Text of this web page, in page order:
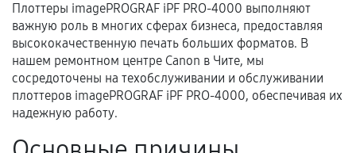
Несоответствие комплектующей заявленным
техническим характеристикам.
Документы для подтверждения
гарантии
Плоттеры imagePROGRAF iPF PRO-4000 выполняют
важную роль в многих сферах бизнеса, предоставляя
высококачественную печать больших форматов. В
нашем ремонтном центре Canon в Чите, мы
сосредоточены на техобслуживании и обслуживании
плоттеров imagePROGRAF iPF PRO-4000, обеспечивая их
надежную работу.